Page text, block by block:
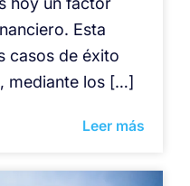
Esta
casos de éxito
mediante los […]
Leer más